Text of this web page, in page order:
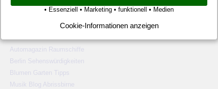
Alien Ufos Untertassen
Langzeiturlaub günstig
Automagazin Raumschiffe
Berlin Sehenswürdigkeiten
Blumen Garten Tipps
Musik Blog Abrissbirne
• Essenziell • Marketing • funktionell • Medien
Cookie-Informationen anzeigen